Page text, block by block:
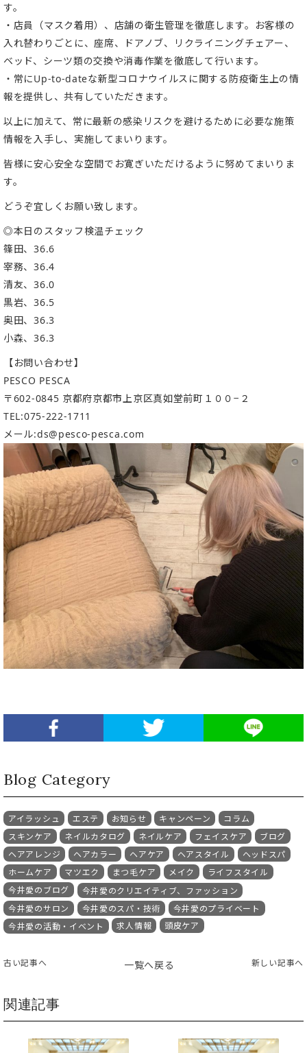
す。
・店員（マスク着用）、店舗の衛生管理を徹底します。お客様の
入れ替わりごとに、座席、ドアノブ、リクライニングチェアー、
ベッド、シーツ類の交換や消毒作業を徹底して行います。
・常にUp-to-dateな新型コロナウイルスに関する防疫衛生上の情
報を提供し、共有していただきます。
以上に加えて、常に最新の感染リスクを避けるために必要な施策
情報を入手し、実施してまいります。
皆様に安心安全な空間でお寛ぎいただけるように努めてまいりま
す。
どうぞ宜しくお願い致します。
◎本日のスタッフ検温チェック
篠田、36.6
宰務、36.4
清友、36.0
黒岩、36.5
奥田、36.3
小森、36.3
【お問い合わせ】
PESCO PESCA
〒602-0845 京都府京都市上京区真如堂前町１００−２
TEL:075-222-1711
メール:ds@pesco-pesca.com
Blog Category
アイラッシュ エステ お知らせ キャンペーン
コラム
スキンケア
ネイルカタログ ネイルケア フェイスケア
ブログ
ヘアアレンジ
ヘアカラー ヘアケア ヘアスタイル
ヘッドスパ
ホームケア
マツエク まつ毛ケア メイク
ライフスタイル
今井愛のブログ
今井愛のクリエイティブ、ファッション
今井愛のサロン
今井愛のスパ・技術
今井愛のプライベート
今井愛の活動・イベント
求人情報 頭皮ケア
古い記事へ 一覧へ戻る 新しい記事へ
関連記事